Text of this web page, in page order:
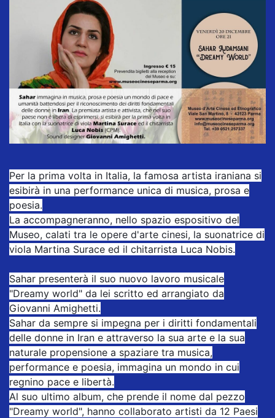
Per la prima volta in Italia, la famosa artista iraniana si
esibirà in una performance unica di musica, prosa e
poesia.
La accompagneranno, nello spazio espositivo del
Museo, calati tra le opere d'arte cinesi, la suonatrice di
viola Martina Surace ed il chitarrista Luca Nobis.
Sahar presenterà il suo nuovo lavoro musicale
"Dreamy world" da lei scritto ed arrangiato da
Giovanni Amighetti.
Sahar da sempre si impegna per i diritti fondamentali
delle donne in Iran e attraverso la sua arte e la sua
naturale propensione a spaziare tra musica,
performance e poesia, immagina un mondo in cui
regnino pace e libertà.
Al suo ultimo album, che prende il nome dal pezzo
"Dreamy world", hanno collaborato artisti da 12 Paesi